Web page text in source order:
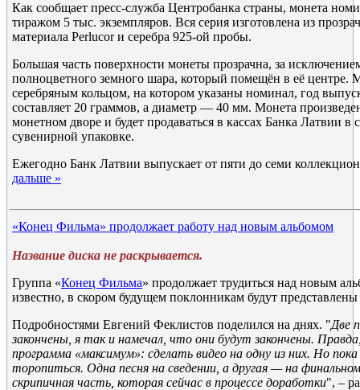
Как сообщает пресс-служба Центробанка страны, монета
тиражом 5 тыс. экземпляров. Вся серия изготовлена из
материала Perlucor и серебра 925-ой пробы.
Большая часть поверхности монеты прозрачна, за
полноцветного земного шара, который помещён в её центре.
серебряным кольцом, на котором указаны номинал, год
составляет 20 граммов, а диаметр — 40 мм. Монета
монетном дворе и будет продаваться в кассах Банка Латвии в
сувенирной упаковке.
Ежегодно Банк Латвии выпускает от пяти до семи
дальше »
«Конец Фильма» продолжает работу над новым альбомом
Название диска не раскрывается.
Группа «Конец Фильма» продолжает трудиться над новым
известно, в скором будущем поклонникам будут
Подробностями Евгений Феклистов поделился на днях. "Две
закончены, я так и намечал, что они будут закончены.
программа «максимум»: сделать видео на одну из них. Но
торопиться. Одна песня на сведении, а другая — на
скрипичная часть, которая сейчас в процессе доработки", –